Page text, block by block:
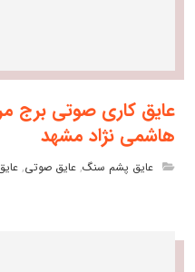
عایق کاری صوتی برج
هاشمی نژاد مشهد
عایق پشم سنگ,عایق صوتی,